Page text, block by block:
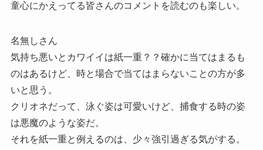
童心にかえってる皆さんのコメントを読むのも楽しい。
名無しさん
気持ち悪いとカワイイは紙一重？？確かに当てはまるも
のはあるけど、時と場合で当てはまらないことの方が多
いと思う。
クリオネだって、泳ぐ姿は可愛いけど、捕食する時の姿
は悪魔のような姿だ。
それを紙一重と例えるのは、少々強引過ぎる気がする。